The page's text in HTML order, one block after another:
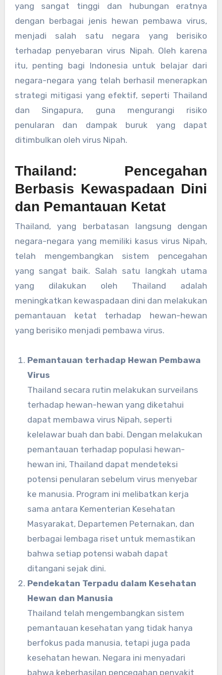
yang sangat tinggi dan hubungan eratnya
dengan berbagai jenis hewan pembawa virus,
menjadi salah satu negara yang berisiko
terhadap penyebaran virus Nipah. Oleh karena
itu, penting bagi Indonesia untuk belajar dari
negara-negara yang telah berhasil menerapkan
strategi mitigasi yang efektif, seperti Thailand
dan Singapura, guna mengurangi risiko
penularan dan dampak buruk yang dapat
ditimbulkan oleh virus Nipah.
Thailand: Pencegahan
Berbasis Kewaspadaan Dini
dan Pemantauan Ketat
Thailand, yang berbatasan langsung dengan
negara-negara yang memiliki kasus virus Nipah,
telah mengembangkan sistem pencegahan
yang sangat baik. Salah satu langkah utama
yang dilakukan oleh Thailand adalah
meningkatkan kewaspadaan dini dan melakukan
pemantauan ketat terhadap hewan-hewan
yang berisiko menjadi pembawa virus.
Pemantauan terhadap Hewan Pembawa
Virus
Thailand secara rutin melakukan surveilans
terhadap hewan-hewan yang diketahui
dapat membawa virus Nipah, seperti
kelelawar buah dan babi. Dengan melakukan
pemantauan terhadap populasi hewan-
hewan ini, Thailand dapat mendeteksi
potensi penularan sebelum virus menyebar
ke manusia. Program ini melibatkan kerja
sama antara Kementerian Kesehatan
Masyarakat, Departemen Peternakan, dan
berbagai lembaga riset untuk memastikan
bahwa setiap potensi wabah dapat
ditangani sejak dini.
Pendekatan Terpadu dalam Kesehatan
Hewan dan Manusia
Thailand telah mengembangkan sistem
pemantauan kesehatan yang tidak hanya
berfokus pada manusia, tetapi juga pada
kesehatan hewan. Negara ini menyadari
bahwa keberhasilan pencegahan penyakit